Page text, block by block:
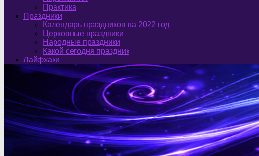
Практика
Праздники
Календарь праздников на 2022 год
Церковные праздники
Народные праздники
Какой сегодня праздник
Лайфхаки